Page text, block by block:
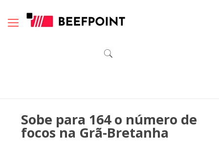
Sobe para 164 o número de
focos na Grã-Bretanha